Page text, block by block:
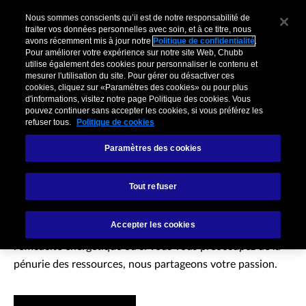
Énergies renouvelables
Que vous soyez impliqués dans la production d'énergie à
partir de ressources renouvelables, concentrés sur
l'efficacité énergétique ou si vous vous préoccupez de la
pénurie des ressources, nous partageons votre passion.
Nous sommes conscients qu’il est de notre responsabilité de
traiter vos données personnelles avec soin, et à ce titre, nous
avons récemment mis à jour notre Politique de confidentialité.
Pour améliorer votre expérience sur notre site Web, Chubb
utilise également des cookies pour personnaliser le contenu et
mesurer l'utilisation du site. Pour gérer ou désactiver ces
cookies, cliquez sur «Paramètres des cookies» ou pour plus
d'informations, visitez notre page Politique des cookies. Vous
pouvez continuer sans accepter les cookies, si vous préférez les
refuser tous.
Politique de cookies
Paramètres des cookies
Tout refuser
Accepter les cookies